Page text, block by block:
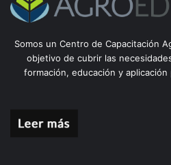
Somos un Centro de Capacitación
objetivo de cubrir las
formación, educación y